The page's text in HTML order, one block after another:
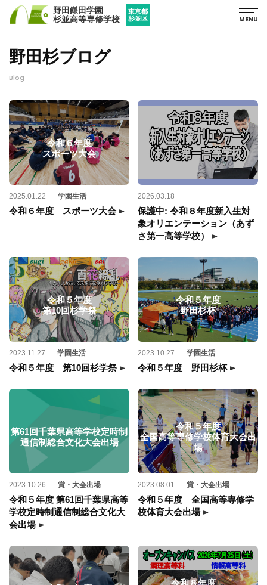
野田鎌田学園
杉並高等専修学校
東京都
杉並区
MENU
野田杉ブログ
Blog
令和６年度
スポーツ大会
2025.01.22 学園生活
令和６年度 スポーツ大会
2026.03.18
保護中: 令和８年度新入生対
象オリエンテーション（あず
さ第一高等学校）
令和５年度
第10回杉学祭
2023.11.27 学園生活
令和５年度 第10回杉学祭
令和５年度
野田杉杯
2023.10.27 学園生活
令和５年度 野田杉杯
第61回千葉県高等学校定時制
通信制総合文化大会出場
2023.10.26 賞・大会出場
令和５年度 第61回千葉県高等
学校定時制通信制総合文化大
会出場
令和５年度
全国高等専修学校体育大会出
場
2023.08.01 賞・大会出場
令和５年度 全国高等専修学
校体育大会出場
令和８年度